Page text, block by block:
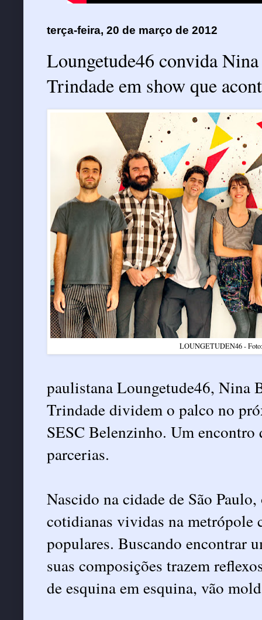
terça-feira, 20 de março de 2012
Loungetude46 convida
Trindade em show que
LOUNGETUDEN46 -
paulistana Loungetude46, Nina
Trindade dividem o palco no
SESC Belenzinho. Um encontro
parcerias.
Nascido na cidade de São
cotidianas vividas na metrópole
populares. Buscando encontrar
suas composições trazem
de esquina em esquina, vão